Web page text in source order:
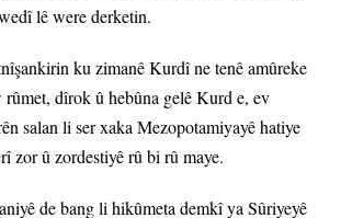
lê were derketin.
ku zimanê Kurdî ne tenê amûreke
rûmet, dîrok û hebûna gelê Kurd e, ev
salan li ser xaka Mezopotamiyayê hatiye
zor û zordestiyê rû bi rû maye.
de bang li hikûmeta demkî ya Sûriyeyê